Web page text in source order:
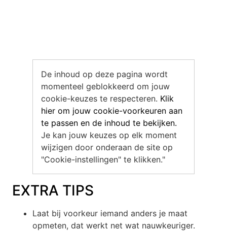
De inhoud op deze pagina wordt
momenteel geblokkeerd om jouw
cookie-keuzes te respecteren. Klik
hier om jouw cookie-voorkeuren aan
te passen en de inhoud te bekijken.
Je kan jouw keuzes op elk moment
wijzigen door onderaan de site op
"Cookie-instellingen" te klikken."
EXTRA TIPS
Laat bij voorkeur iemand anders je maat
opmeten, dat werkt net wat nauwkeuriger.